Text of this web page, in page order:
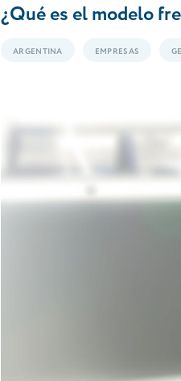
¿Qué es el modelo
ARGENTINA EMPRESAS